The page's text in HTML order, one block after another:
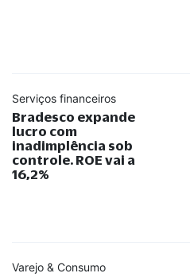
Serviços financeiros
Bradesco expande
lucro com
inadimplência sob
controle. ROE vai a
16,2%
Varejo & Consumo